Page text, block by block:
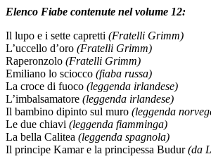
Elenco Fiabe contenute nel volume 12:
Il lupo e i sette capretti (Fratelli Grimm)
L’uccello d’oro (Fratelli Grimm)
Raperonzolo (Fratelli Grimm)
Emiliano lo sciocco (fiaba russa)
La croce di fuoco (leggenda irlandese)
L’imbalsamatore (leggenda irlandese)
Il bambino dipinto sul muro (leggenda
Le due chiavi (leggenda fiamminga)
La bella Calitea (leggenda spagnola)
Il principe Kamar e la principessa Budur(da